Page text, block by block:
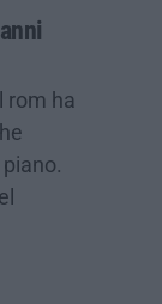
rom ha